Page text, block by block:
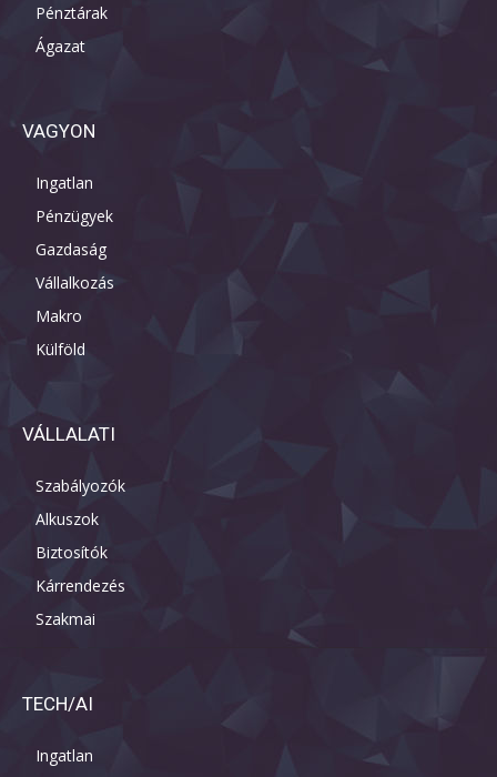
Pénztárak
Ágazat
VAGYON
Ingatlan
Pénzügyek
Gazdaság
Vállalkozás
Makro
Külföld
VÁLLALATI
Szabályozók
Alkuszok
Biztosítók
Kárrendezés
Szakmai
TECH/AI
Ingatlan